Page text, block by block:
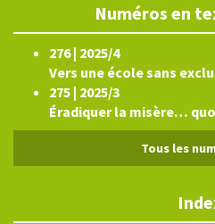
Numéros en
276 | 2025/4
Vers une école sans
275 | 2025/3
Éradiquer la misère…
Tous les